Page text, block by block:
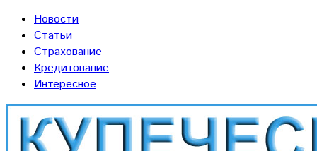
Новости
Статьи
Страхование
Кредитование
Интересное